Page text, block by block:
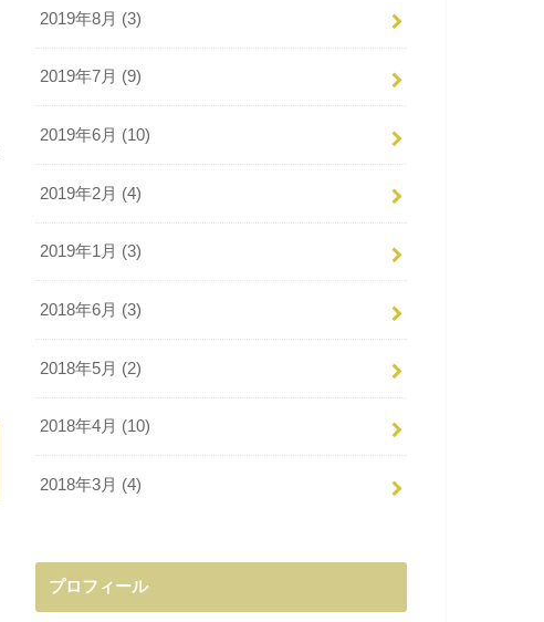
2019年8月 (3)
2019年7月 (9)
2019年6月 (10)
2019年2月 (4)
2019年1月 (3)
2018年6月 (3)
2018年5月 (2)
2018年4月 (10)
2018年3月 (4)
プロフィール